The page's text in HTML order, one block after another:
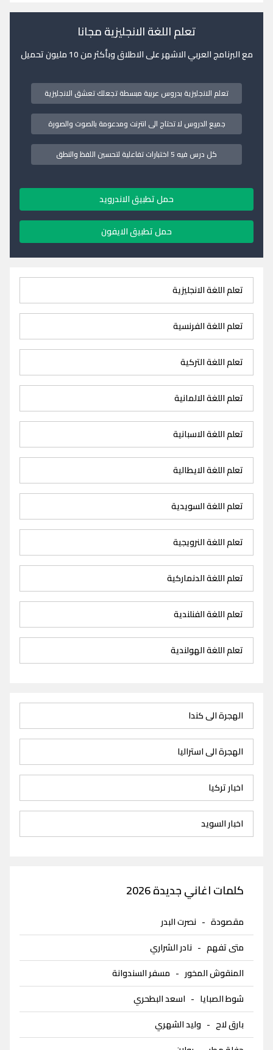
تعلم اللغة الانجليزية مجانا
مع البرنامج العربي الاشهر على الاطلاق وبأكثر من 10 مليون تحميل
تعلم الانجليزية بدروس عربية مبسطة تجعلك تعشق الانجليزية
جميع الدروس لا تحتاج الى انترنت ومدعومة بالصوت والصورة
كل درس فيه 5 اختبارات تفاعلية لتحسين اللفظ والنطق
حمل تطبيق الاندرويد
حمل تطبيق الايفون
تعلم اللغة الانجليزية
تعلم اللغة الفرنسية
تعلم اللغة التركية
تعلم اللغة الالمانية
تعلم اللغة الاسبانية
تعلم اللغة الايطالية
تعلم اللغة السويدية
تعلم اللغة النرويجية
تعلم اللغة الدنماركية
تعلم اللغة الفنلندية
تعلم اللغة الهولندية
الهجرة الى كندا
الهجرة الى استراليا
اخبار تركيا
اخبار السويد
كلمات اغاني جديدة 2026
مقصودة - نصرت البدر
متى تفهم - نادر الشراري
المنقوش المخور - مسفر السندوانة
شوط الصبايا - اسعد البطحري
بارق لاح - وليد الشهري